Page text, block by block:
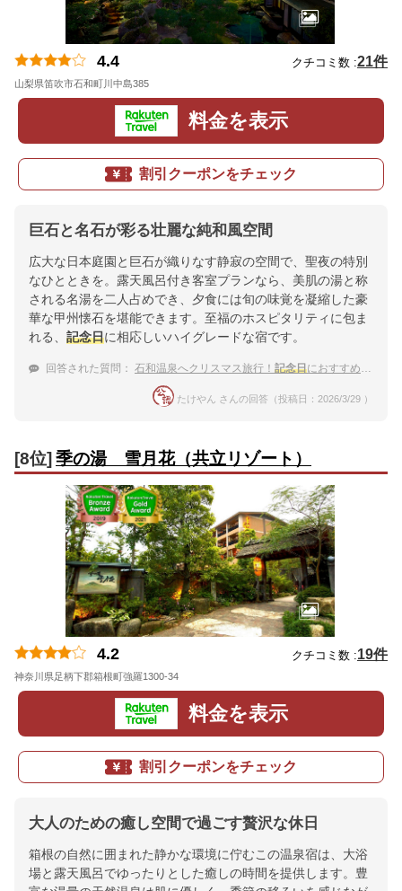
4.4 クチコミ数 :21件
山梨県笛吹市石和町川中島385
料金を表示
割引クーポンをチェック
巨石と名石が彩る壮麗な純和風空間
広大な日本庭園と巨石が織りなす静寂の空間で、聖夜の特別
なひとときを。露天風呂付き客室プランなら、美肌の湯と称
される名湯を二人占めでき、夕食には旬の味覚を凝縮した豪
華な甲州懐石を堪能できます。至福のホスピタリティに包ま
れる、 記念日に相応しいハイグレードな宿です。
回答された質問： 石和温泉へクリスマス旅行！ 記念日におすすめのハイグレードな宿
たけやん さんの回答（投稿日：2026/3/29 ）
[8位] 季の湯 雪月花（共立リゾート）
4.2 クチコミ数 :19件
神奈川県足柄下郡箱根町強羅1300-34
料金を表示
割引クーポンをチェック
大人のための癒し空間で過ごす贅沢な休日
箱根の自然に囲まれた静かな環境に佇むこの温泉宿は、大浴
場と露天風呂でゆったりとした癒しの時間を提供します。豊